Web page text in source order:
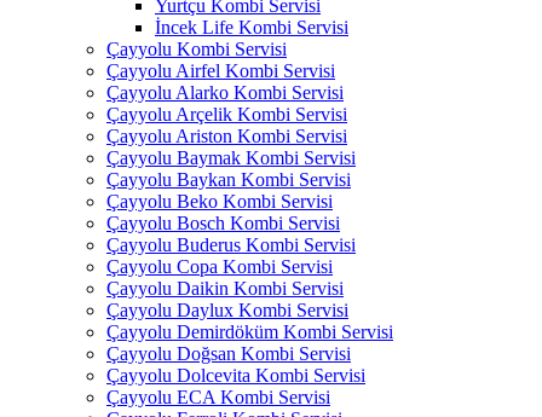
Yurtçu Kombi Servisi
İncek Life Kombi Servisi
Çayyolu Kombi Servisi
Çayyolu Airfel Kombi Servisi
Çayyolu Alarko Kombi Servisi
Çayyolu Arçelik Kombi Servisi
Çayyolu Ariston Kombi Servisi
Çayyolu Baymak Kombi Servisi
Çayyolu Baykan Kombi Servisi
Çayyolu Beko Kombi Servisi
Çayyolu Bosch Kombi Servisi
Çayyolu Buderus Kombi Servisi
Çayyolu Copa Kombi Servisi
Çayyolu Daikin Kombi Servisi
Çayyolu Daylux Kombi Servisi
Çayyolu Demirdöküm Kombi Servisi
Çayyolu Doğsan Kombi Servisi
Çayyolu Dolcevita Kombi Servisi
Çayyolu ECA Kombi Servisi